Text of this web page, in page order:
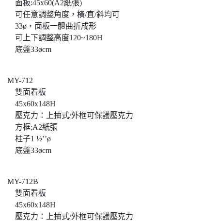
面板:45x60(A2紙張)
可任意調整角度，橫/直/斜均可
33ø，面板一體曲折成形
可上下調整高度120~180H
底盤33øcm
MY-712
雙面看板
45x60x148H
壓克力：上抽式/外框可保護壓克力
方框;A2紙張
柱子1 ½’’ø
底盤33øcm
MY-712B
雙面看板
45x60x148H
壓克力：上抽式/外框可保護壓克力